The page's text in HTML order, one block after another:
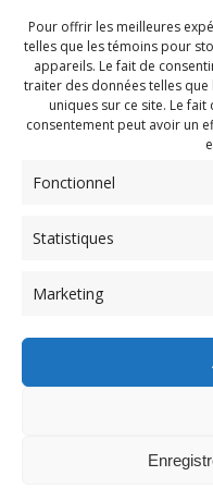
Pour offrir les meilleures
telles que les témoins pour
appareils. Le fait de
traiter des données telles
uniques sur ce site. Le
consentement peut avoir un
Fonctionnel
Statistiques
Marketing
Navigation
de
l'article
Previous
Camp hiver 2025 (113)
© 2026 Maison